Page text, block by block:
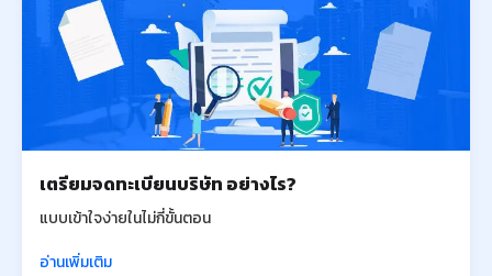
เตรียมจดทะเบียนบริษัท อย่างไร?
แบบเข้าใจง่ายในไม่กี่ขั้นตอน
อ่านเพิ่มเติม